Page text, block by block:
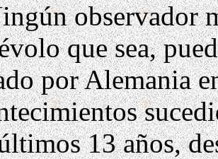
observador
que sea,
por Alemania
13 años,